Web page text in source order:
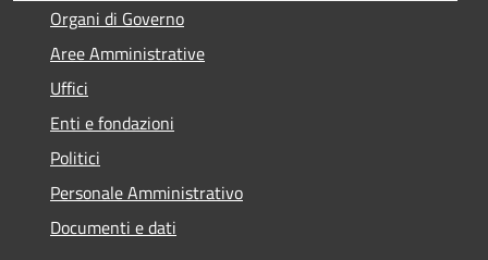
Organi di Governo
Aree Amministrative
Uffici
Enti e fondazioni
Politici
Personale Amministrativo
Documenti e dati